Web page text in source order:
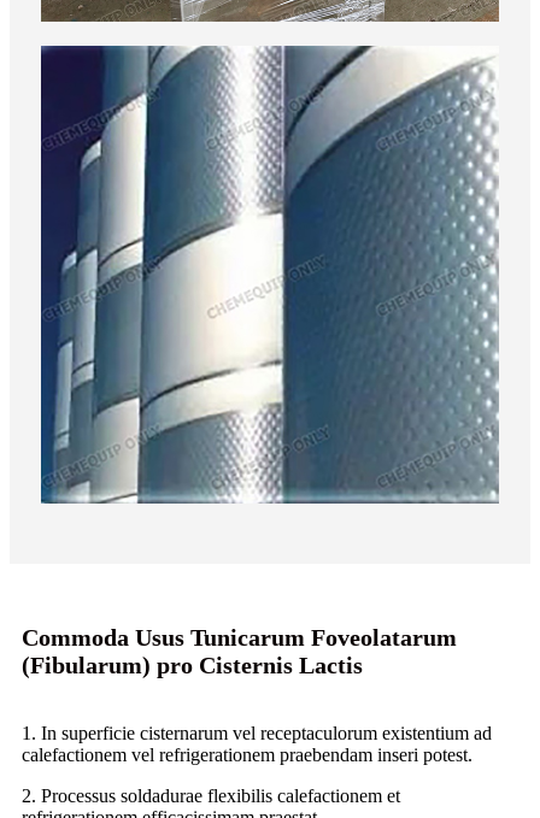
Commoda Usus Tunicarum Foveolatarum
(Fibularum) pro Cisternis Lactis
1. In superficie cisternarum vel receptaculorum existentium ad
calefactionem vel refrigerationem praebendam inseri potest.
2. Processus soldadurae flexibilis calefactionem et